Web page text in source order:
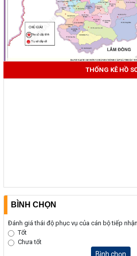
THỐNG KÊ HỒ
BÌNH CHỌN
Đánh giá thái độ phục vụ của cán bộ tiếp
Tốt
Chưa tốt
Bình chọn